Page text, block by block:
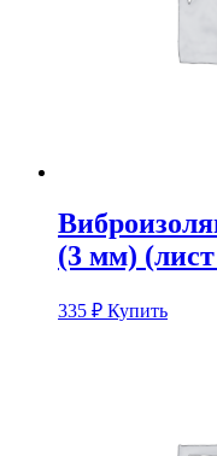
(3 мм)
335 ₽ Купить